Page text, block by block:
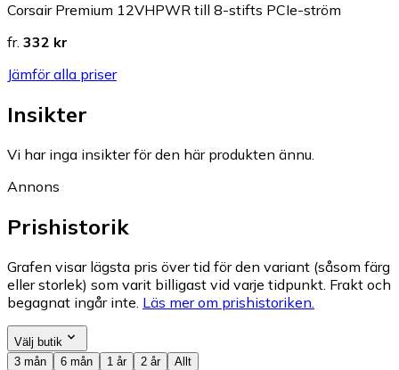
Corsair Premium 12VHPWR till 8-stifts PCIe-ström
fr. 332 kr
Jämför alla priser
Insikter
Vi har inga insikter för den här produkten ännu.
Annons
Prishistorik
Grafen visar lägsta pris över tid för den variant (såsom färg
eller storlek) som varit billigast vid varje tidpunkt. Frakt och
begagnat ingår inte. Läs mer om prishistoriken.
Välj butik
3 mån
6 mån 1 år 2 år Allt